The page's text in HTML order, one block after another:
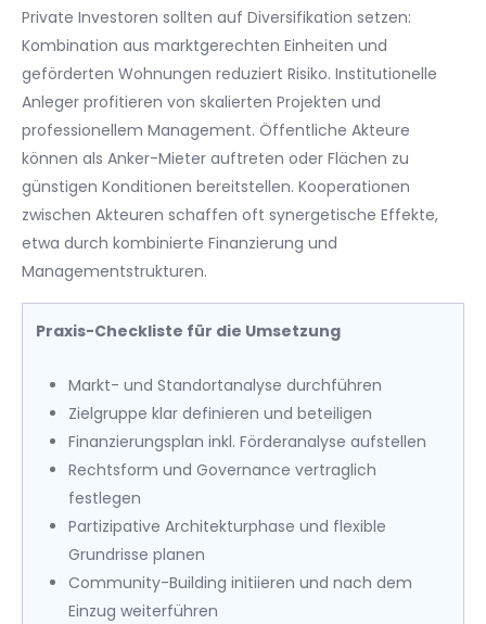
Private Investoren sollten auf Diversifikation setzen:
Kombination aus marktgerechten Einheiten und
geförderten Wohnungen reduziert Risiko. Institutionelle
Anleger profitieren von skalierten Projekten und
professionellem Management. Öffentliche Akteure
können als Anker-Mieter auftreten oder Flächen zu
günstigen Konditionen bereitstellen. Kooperationen
zwischen Akteuren schaffen oft synergetische Effekte,
etwa durch kombinierte Finanzierung und
Managementstrukturen.
Praxis-Checkliste für die Umsetzung
Markt- und Standortanalyse durchführen
Zielgruppe klar definieren und beteiligen
Finanzierungsplan inkl. Förderanalyse aufstellen
Rechtsform und Governance vertraglich
festlegen
Partizipative Architekturphase und flexible
Grundrisse planen
Community-Building initiieren und nach dem
Einzug weiterführen